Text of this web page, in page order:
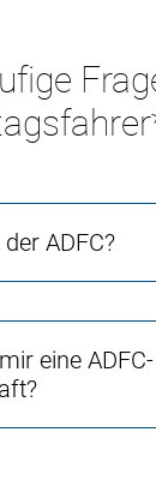
ADFC?
eine ADFC-